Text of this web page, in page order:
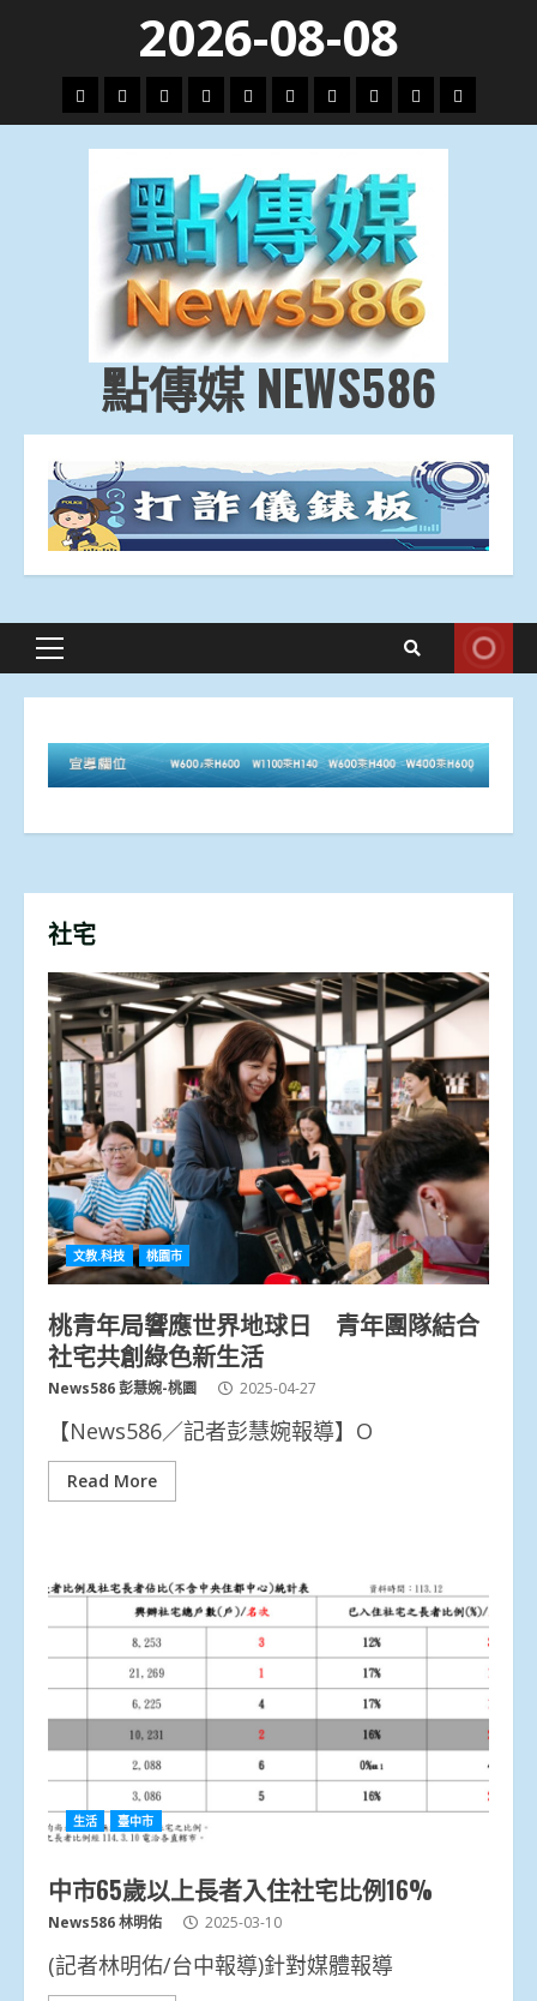
content
2026-08-08
頭
條
財
經
地
方.
會
文
教.
技
專
題
娛
樂
劇
政
治
國
際
運
動
生
活
點傳媒 NEWS586
Primary
社宅
文教.科技 桃園市
桃青年局響應世界地球日 青年團隊結合
社宅共創綠色新生活
News586 彭慧婉-桃園 2025-04-27
【News586／記者彭慧婉報導】O
Read More
生活 臺中市
中市65歲以上長者入住社宅比例16%
News586 林明佑 2025-03-10
(記者林明佑/台中報導)針對媒體報導